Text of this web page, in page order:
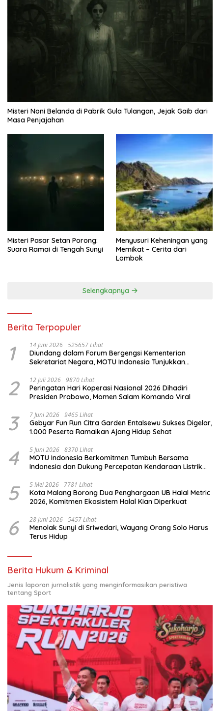
Misteri Noni Belanda di Pabrik Gula Tulangan, Jejak Gaib dari
Masa Penjajahan
Misteri Pasar Setan Porong:
Suara Ramai di Tengah Sunyi
Menyusuri Keheningan yang
Memikat – Cerita dari
Lombok
Selengkapnya
Berita Terpopuler
1 14 Juni 2026 525657 Lihat
Diundang dalam Forum Bergengsi Kementerian
Sekretariat Negara, MOTU Indonesia Tunjukkan
2 12 Juli 2026 9870 Lihat
Peringatan Hari Koperasi Nasional 2026 Dihadiri
Presiden Prabowo, Momen Salam Komando Viral
3 7 Juni 2026 9465 Lihat
Gebyar Fun Run Citra Garden Entalsewu Sukses Digelar,
1.000 Peserta Ramaikan Ajang Hidup Sehat
4 5 Juni 2026 8370 Lihat
MOTU Indonesia Berkomitmen Tumbuh Bersama
Indonesia dan Dukung Percepatan Kendaraan Listrik
5 5 Mei 2026 7781 Lihat
Kota Malang Borong Dua Penghargaan UB Halal Metric
2026, Komitmen Ekosistem Halal Kian Diperkuat
6 28 Juni 2026 5457 Lihat
Menolak Sunyi di Sriwedari, Wayang Orang Solo Harus
Terus Hidup
Berita Hukum & Kriminal
Jenis laporan jurnalistik yang menginformasikan peristiwa
tentang Sport